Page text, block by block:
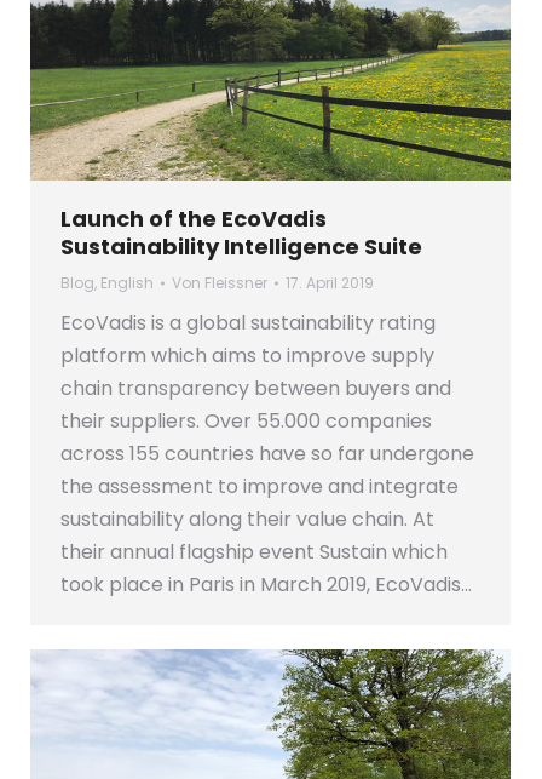
Launch of the EcoVadis
Sustainability Intelligence Suite
Blog, English Von Fleissner 17. April 2019
EcoVadis is a global sustainability rating
platform which aims to improve supply
chain transparency between buyers and
their suppliers. Over 55.000 companies
across 155 countries have so far undergone
the assessment to improve and integrate
sustainability along their value chain. At
their annual flagship event Sustain which
took place in Paris in March 2019, EcoVadis…